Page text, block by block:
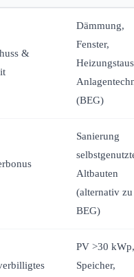
&
Dämmung,
Fenster,
(BEG)
Sanierung
Altbauten
(alternativ zu
BEG)
PV >30 kWp,
Speicher,